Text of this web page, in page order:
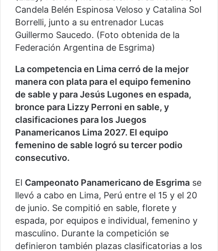
Candela Belén Espinosa Veloso y Catalina Sol
Borrelli, junto a su entrenador Lucas
Guillermo Saucedo. (Foto obtenida de la
Federación Argentina de Esgrima)
La competencia en Lima cerró de la mejor
manera con plata para el equipo femenino
de sable y para Jesús Lugones en espada,
bronce para Lizzy Perroni en sable, y
clasificaciones para los Juegos
Panamericanos Lima 2027. El equipo
femenino de sable logró su tercer podio
consecutivo.
El Campeonato Panamericano de Esgrima se
llevó a cabo en Lima, Perú entre el 15 y el 20
de junio. Se compitió en sable, florete y
espada, por equipos e individual, femenino y
masculino. Durante la competición se
definieron también plazas clasificatorias a los